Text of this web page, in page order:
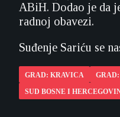
ABiH. Dodao je da
radnoj obavezi.
Suđenje Sariću se
GRAD: KRAVICA
SUD BOSNE I